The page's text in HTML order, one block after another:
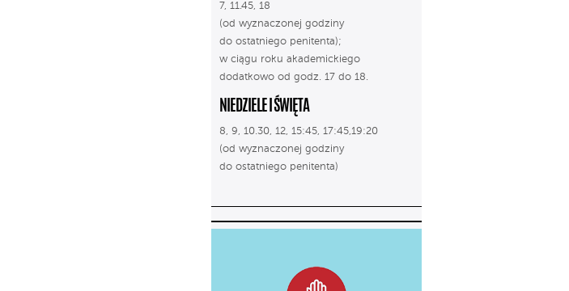
7, 11.45, 18
(od wyznaczonej godziny
do ostatniego penitenta);
w ciągu roku akademickiego
dodatkowo od godz. 17 do 18.
NIEDZIELE I ŚWIĘTA
8, 9, 10.30, 12, 15:45, 17:45,19:20
(od wyznaczonej godziny
do ostatniego penitenta)